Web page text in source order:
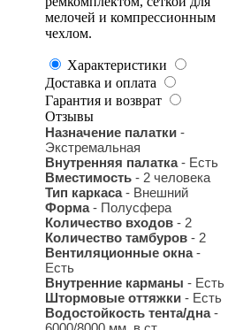
мелочей и компрессионным
чехлом.
Характеристики
Доставка и оплата
Гарантия и возврат
Отзывы
Назначение палатки -
Экстремальная
Внутренняя палатка- Есть
Вместимость - 2 человека
Тип каркаса- Внешний
Форма- Полусфера
Количество входов - 2
Количество тамбуров - 2
Вентиляционные окна-
Есть
Внутренние карманы - Есть
Штормовые оттяжки - Есть
Водостойкость тента/дна-